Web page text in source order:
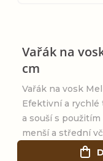
Vařák na
cm
Vařák na vosk
Efektivní a rychlé
a souší s
menší a střední